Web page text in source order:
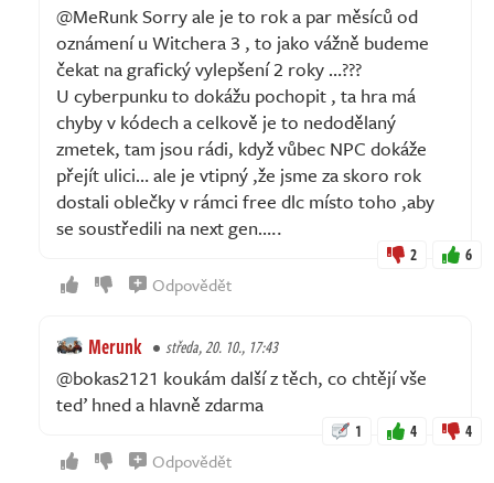
@MeRunk Sorry ale je to rok a par měsíců od
oznámení u Witchera 3 , to jako vážně budeme
čekat na grafický vylepšení 2 roky …???
U cyberpunku to dokážu pochopit , ta hra má
chyby v kódech a celkově je to nedodělaný
zmetek, tam jsou rádi, když vůbec NPC dokáže
přejít ulici… ale je vtipný ,že jsme za skoro rok
dostali oblečky v rámci free dlc místo toho ,aby
se soustředili na next gen…..
2 6
Odpovědět
Merunk středa, 20. 10., 17:43
@bokas2121 koukám další z těch, co chtějí vše
teď hned a hlavně zdarma
1 4 4
Odpovědět